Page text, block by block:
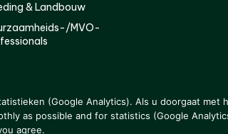
& Landbouw
MVO-
(Google Analytics). Als u doorgaat met
as possible and for statistics (Google
agree.